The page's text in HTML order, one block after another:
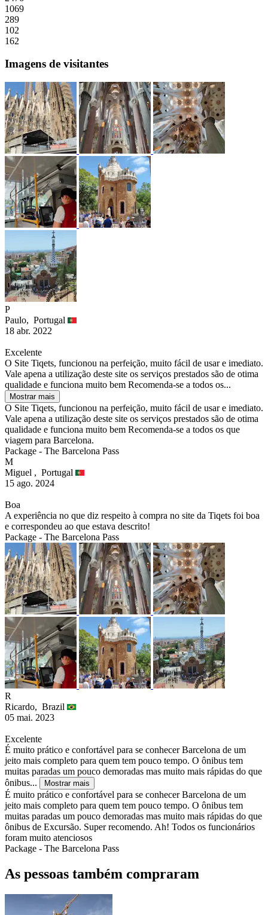
1069
289
102
162
Imagens de visitantes
P
Paulo, Portugal
18 abr. 2022
Excelente
O Site Tiqets, funcionou na perfeição, muito fácil de usar e imediato.
Vale apena a utilização deste site os serviços prestados são de otima
qualidade e funciona muito bem Recomenda-se a todos os...
Mostrar mais
O Site Tiqets, funcionou na perfeição, muito fácil de usar e imediato.
Vale apena a utilização deste site os serviços prestados são de otima
qualidade e funciona muito bem Recomenda-se a todos os que
viagem para Barcelona.
Package - The Barcelona Pass
M
Miguel , Portugal
15 ago. 2024
Boa
A experiência no que diz respeito à compra no site da Tiqets foi boa
e correspondeu ao que estava descrito!
Package - The Barcelona Pass
R
Ricardo, Brazil
05 mai. 2023
Excelente
É muito prático e confortável para se conhecer Barcelona de um
jeito mais completo para quem tem pouco tempo. O ônibus tem
muitas paradas um pouco demoradas mas muito mais rápidas do que
ônibus...
Mostrar mais
É muito prático e confortável para se conhecer Barcelona de um
jeito mais completo para quem tem pouco tempo. O ônibus tem
muitas paradas um pouco demoradas mas muito mais rápidas do que
ônibus de Excursão. Super recomendo. Ah! Todos os funcionários
foram muito atenciosos
Package - The Barcelona Pass
As pessoas também compraram